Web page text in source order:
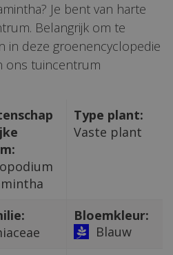
Je bent van harte
Belangrijk om te
in deze groenencyclopedie
ons tuincentrum
Type plant:
Vaste plant
Bloemkleur:
Blauw